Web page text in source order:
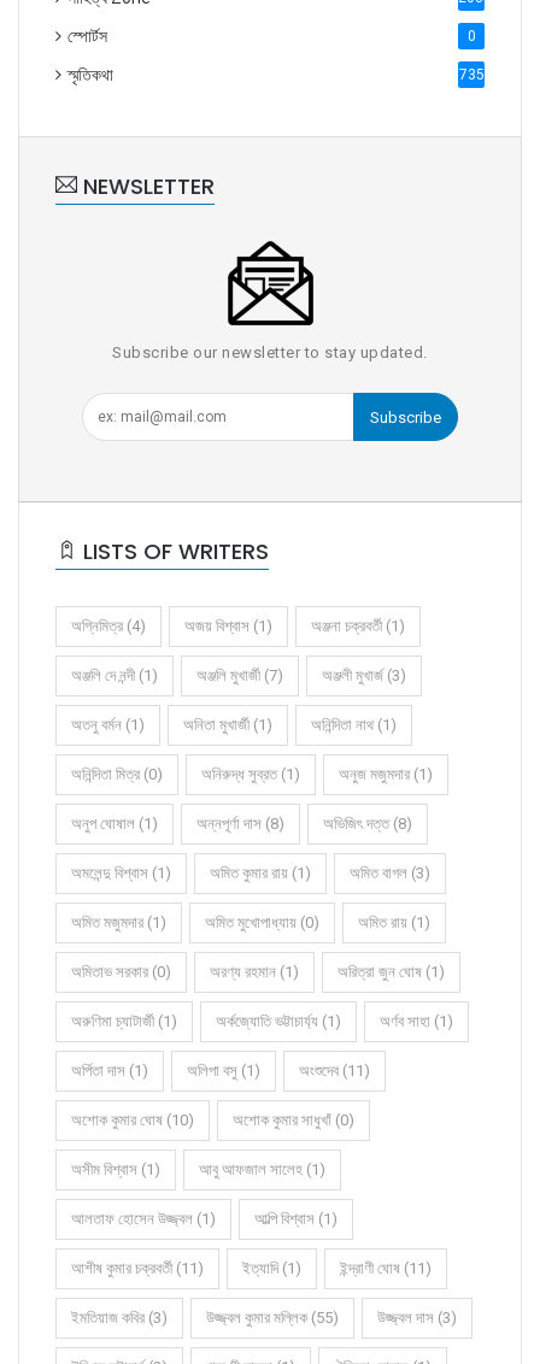
স্পোর্টস 0
স্মৃতিকথা 735
NEWSLETTER
Subscribe our newsletter to stay updated.
Subscribe
LISTS OF WRITERS
অগ্নিমিত্র (4) অজয় বিশ্বাস (1) অঞ্জনা চক্রবর্তী (1)
অঞ্জলি দে নন্দী (1) অঞ্জলি মুখার্জী (7) অঞ্জলী মুখার্জ (3)
অতনু বর্মন (1) অনিতা মুখার্জী (1) অনিন্দিতা নাথ (1)
অনিন্দিতা মিত্র (0) অনিরুদ্ধ সুব্রত (1) অনুজ মজুমদার (1)
অনুপ ঘোষাল (1) অন্নপূর্ণা দাস (8) অভিজিৎ দত্ত (8)
অমলেন্দু বিশ্বাস (1) অমিত কুমার রায় (1) অমিত বাগল (3)
অমিত মজুমদার (1) অমিত মুখোপাধ্যায় (0) অমিত রায় (1)
অমিতাভ সরকার (0) অরণ্য রহমান (1) অরিত্রা জুন ঘোষ (1)
অরুণিমা চ্যাটার্জী (1) অর্কজ্যোতি ভট্টাচার্য্য (1) অর্ণব সাহা (1)
অর্পিতা দাস (1) অলিপা বসু (1) অংশুদেব (11)
অশোক কুমার ঘোষ (10) অশোক কুমার সাধুখাঁ (0)
অসীম বিশ্বাস (1) আবু আফজাল সালেহ (1)
আলতাফ হোসেন উজ্জ্বল (1) আল্পি বিশ্বাস (1)
আশীষ কুমার চক্রবর্তী (11) ইত্যাদি (1) ইন্দ্রাণী ঘোষ (11)
ইমতিয়াজ কবির (3) উজ্জ্বল কুমার মল্লিক (55) উজ্জ্বল দাস (3)